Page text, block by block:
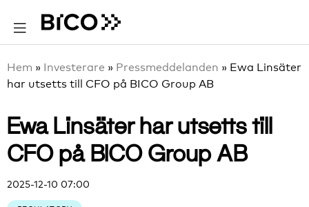
Hem » Investerare » Pressmeddelanden » Ewa Linsäter
har utsetts till CFO på BICO Group AB
Ewa Linsäter har utsetts till
CFO på BICO Group AB
2025-12-10 07:00